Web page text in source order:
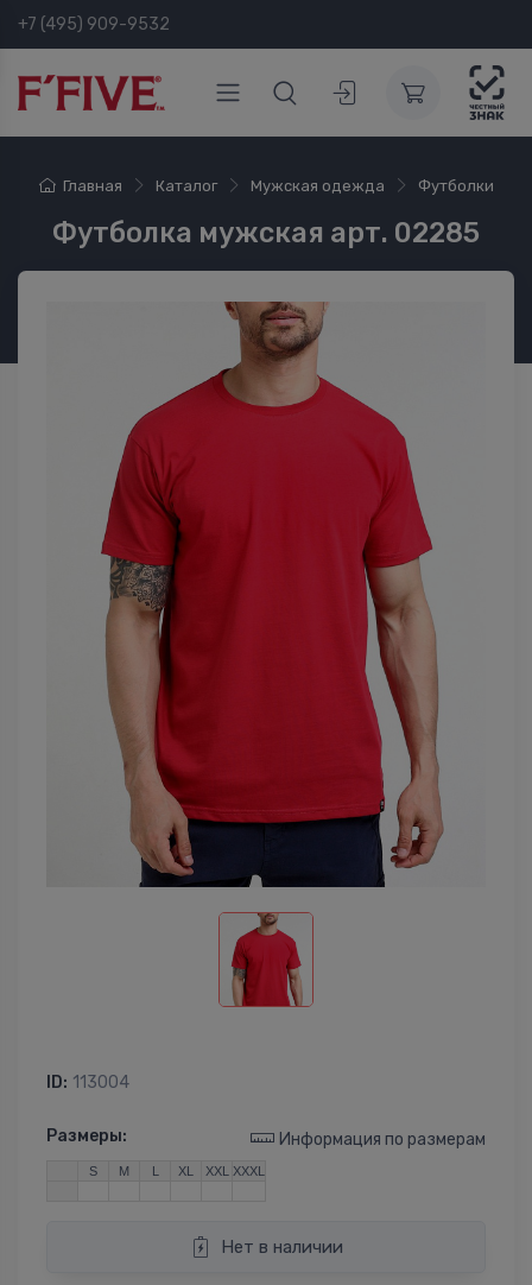
+7 (495) 909-9532
Главная Каталог Мужская одежда Футболки
Футболка мужская арт. 02285
ID: 113004
Размеры: Информация по размерам
S M L XL XXL XXXL
Нет в наличии